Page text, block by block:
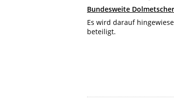
Bundesweite
Es wird darauf
beteiligt.